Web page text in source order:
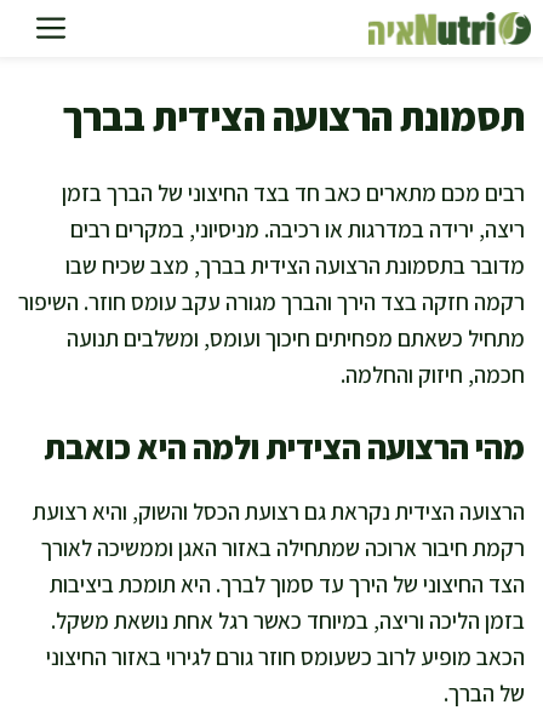
לדלג
לתוכן
תסמונת הרצועה הצידית בברך
רבים מכם מתארים כאב חד בצד החיצוני של הברך בזמן
ריצה, ירידה במדרגות או רכיבה. מניסיוני, במקרים רבים
מדובר בתסמונת הרצועה הצידית בברך, מצב שכיח שבו
רקמה חזקה בצד הירך והברך מגורה עקב עומס חוזר. השיפור
מתחיל כשאתם מפחיתים חיכוך ועומס, ומשלבים תנועה
חכמה, חיזוק והחלמה.
מהי הרצועה הצידית ולמה היא כואבת
הרצועה הצידית נקראת גם רצועת הכסל והשוק, והיא רצועת
רקמת חיבור ארוכה שמתחילה באזור האגן וממשיכה לאורך
הצד החיצוני של הירך עד סמוך לברך. היא תומכת ביציבות
בזמן הליכה וריצה, במיוחד כאשר רגל אחת נושאת משקל.
הכאב מופיע לרוב כשעומס חוזר גורם לגירוי באזור החיצוני
של הברך.